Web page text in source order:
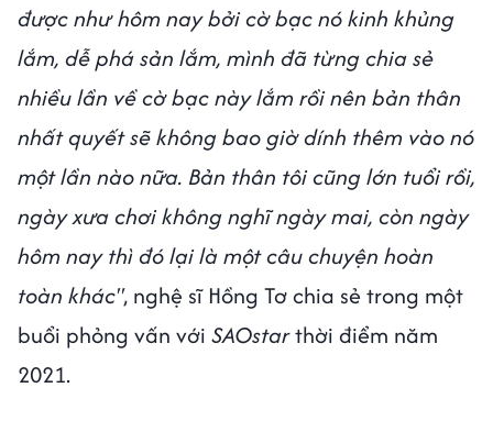
được như hôm nay bởi cờ bạc nó kinh khủng
lắm, dễ phá sản lắm, mình đã từng chia sẻ
nhiều lần về cờ bạc này lắm rồi nên bản thân
nhất quyết sẽ không bao giờ dính thêm vào nó
một lần nào nữa. Bản thân tôi cũng lớn tuổi rồi,
ngày xưa chơi không nghĩ ngày mai, còn ngày
hôm nay thì đó lại là một câu chuyện hoàn
toàn khác", nghệ sĩ Hồng Tơ chia sẻ trong một
buổi phỏng vấn với SAOstarthời điểm năm
2021.